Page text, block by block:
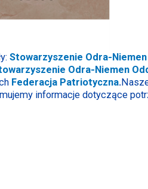
Stowarzyszenie Odra-
Odra-Niemen
Federacja Patriotyczna.
informacje dotyczące